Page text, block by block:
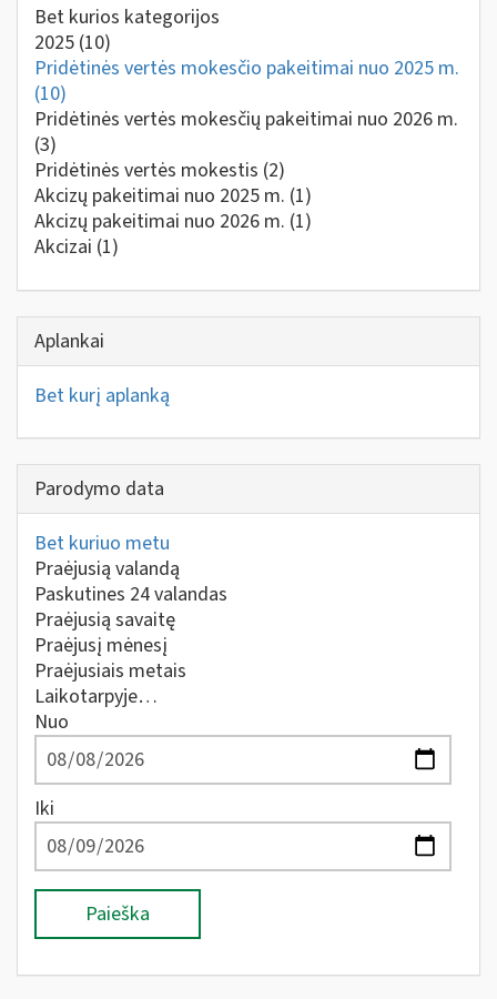
Bet kurios kategorijos
2025 (10)
Pridėtinės vertės mokesčio pakeitimai nuo 2025 m.
(10)
Pridėtinės vertės mokesčių pakeitimai nuo 2026 m.
(3)
Pridėtinės vertės mokestis (2)
Akcizų pakeitimai nuo 2025 m. (1)
Akcizų pakeitimai nuo 2026 m. (1)
Akcizai (1)
Aplankai
Bet kurį aplanką
Parodymo data
Bet kuriuo metu
Praėjusią valandą
Paskutines 24 valandas
Praėjusią savaitę
Praėjusį mėnesį
Praėjusiais metais
Laikotarpyje…
Nuo
Iki
Paieška